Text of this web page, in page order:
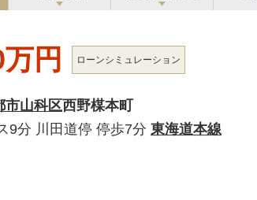
円 ローンシミュレーション
市山科区西野楳本町
9分 川田道停 停歩7分 東海道本線